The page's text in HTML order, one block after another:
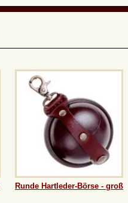
Runde Hartleder-Börse - groß